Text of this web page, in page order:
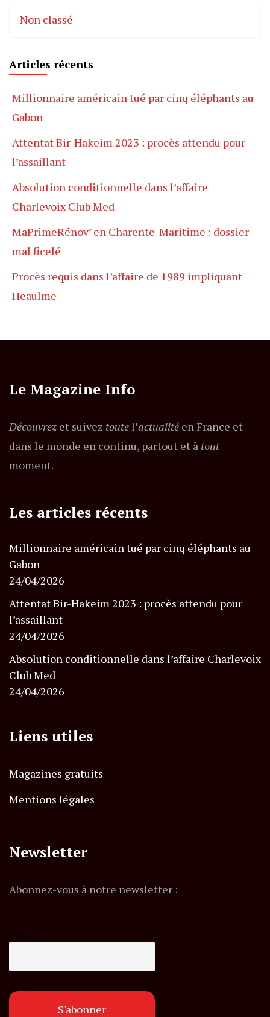
Non classé
Articles récents
Millionnaire américain tué par cinq éléphants au
Gabon
Attentat Bir-Hakeim 2023 : procès attendu pour
l’assaillant
Absolution conditionnelle dans l’affaire
Charlevoix Club Med
MaPrimeRénov’ en Charente-Maritime : dossier
mal ficelé
Procès requis dans l’affaire de 1989 impliquant
Heaulme
Le Magazine Info
Découvrez et suivez toutel’actualitéen France et
dans le monde en continu, partout et à tout
moment.
Les articles récents
Millionnaire américain tué par cinq éléphants au
Gabon
24/04/2026
Attentat Bir-Hakeim 2023 : procès attendu pour
l’assaillant
24/04/2026
Absolution conditionnelle dans l’affaire Charlevoix
Club Med
24/04/2026
Liens utiles
Magazines gratuits
Mentions légales
Newsletter
Abonnez-vous à notre newsletter :